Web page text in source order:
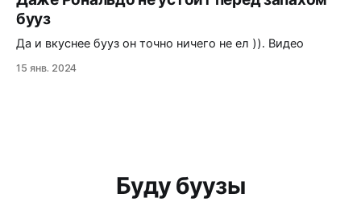
работающих без подключения к общедомовой
вытяжке. Почему буузы идеальны для бани Когда пар
уже шипит, а гости поддают жару, хочется
бууз
Да и вкуснее бууз он точно ничего не ел )). Видео
15 янв. 2024
Буду буузы